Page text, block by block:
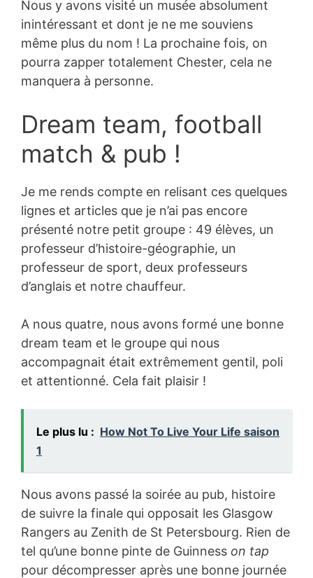
Nous y avons visité un musée absolument
inintéressant et dont je ne me souviens
même plus du nom ! La prochaine fois, on
pourra zapper totalement Chester, cela ne
manquera à personne.
Dream team, football
match & pub !
Je me rends compte en relisant ces quelques
lignes et articles que je n’ai pas encore
présenté notre petit groupe : 49 élèves, un
professeur d’histoire-géographie, un
professeur de sport, deux professeurs
d’anglais et notre chauffeur.
A nous quatre, nous avons formé une bonne
dream team et le groupe qui nous
accompagnait était extrêmement gentil, poli
et attentionné. Cela fait plaisir !
Le plus lu : How Not To Live Your Life saison
1
Nous avons passé la soirée au pub, histoire
de suivre la finale qui opposait les Glasgow
Rangers au Zenith de St Petersbourg. Rien de
tel qu’une bonne pinte de Guinness on tap
pour décompresser après une bonne journée